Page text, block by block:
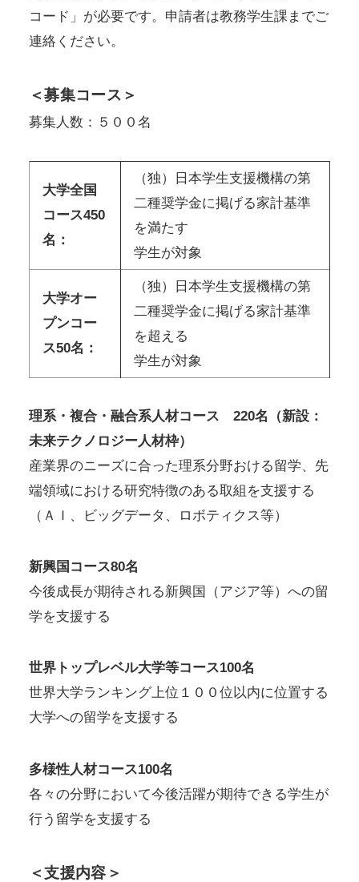
コード」が必要です。申請者は教務学生課までご
連絡ください。
＜募集コース＞
募集人数：５００名
大学全国
コース450
名：
（独）日本学生支援機構の第
二種奨学金に掲げる家計基準
を満たす
学生が対象
大学オー
プンコー
ス50名：
（独）日本学生支援機構の第
二種奨学金に掲げる家計基準
を超える
学生が対象
理系・複合・融合系人材コース 220名（新設：
未来テクノロジー人材枠）
産業界のニーズに合った理系分野おける留学、先
端領域における研究特徴のある取組を支援する
（ＡＩ、ビッグデータ、ロボティクス等）
新興国コース80名
今後成長が期待される新興国（アジア等）への留
学を支援する
世界トップレベル大学等コース100名
世界大学ランキング上位１００位以内に位置する
大学への留学を支援する
多様性人材コース100名
各々の分野において今後活躍が期待できる学生が
行う留学を支援する
＜支援内容＞